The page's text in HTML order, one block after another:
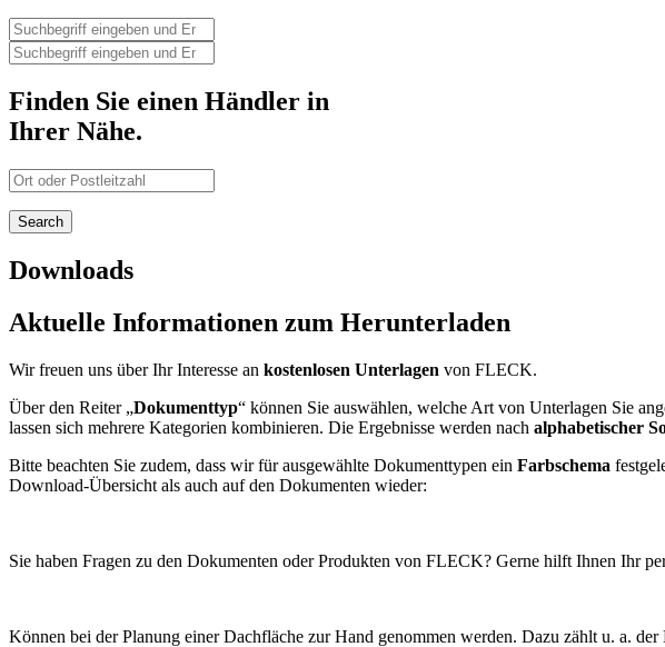
Finden Sie einen Händler in
Ihrer Nähe.
Downloads
Aktuelle Informationen zum Herunterladen
Wir freuen uns über Ihr Interesse an kostenlosen Unterlagen von FLECK.
Über den Reiter „Dokumenttyp“ können Sie auswählen, welche Art von Unterlagen Sie
lassen sich mehrere Kategorien kombinieren. Die Ergebnisse werden nach alphabetischer
Bitte beachten Sie zudem, dass wir für ausgewählte Dokumenttypen ein Farbschema
Download-Übersicht als auch auf den Dokumenten wieder:
Sie haben Fragen zu den Dokumenten oder Produkten von FLECK? Gerne hilft Ihnen Ihr
Können bei der Planung einer Dachfläche zur Hand genommen werden. Dazu zählt u. a.